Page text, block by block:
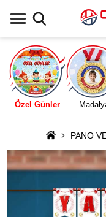
Özel Günler
PANO